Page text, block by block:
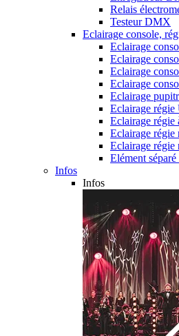
Relais
Testeur DMX
Eclairage console,
Eclairage
Eclairage
Eclairage
Eclairage
Eclairage
Eclairage régie
Eclairage régie
Eclairage
Eclairage régie
Elément séparé
Infos
Infos